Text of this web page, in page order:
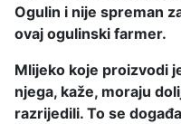
Ogulin i nije spreman
ovaj ogulinski farmer.
Mlijeko koje proizvodi
njega, kaže, moraju
razrijedili. To se